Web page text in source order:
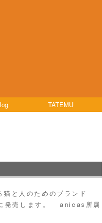
TATEMU
猫と人のためのブランド
発売します。 anicas所属